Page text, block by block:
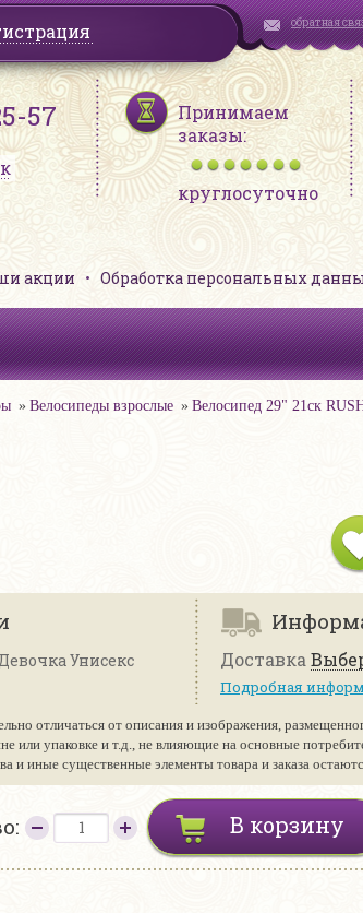
обратная
57
Принимаем
заказы:
круглосуточно
акции Обработка персональных
Велосипеды взрослые Велосипед 29" 21ск
Унисекс
Доставка
Подробная
отличаться от описания и изображения,
или упаковке и т.д., не влияющие на основные
и иные существенные элементы товара и заказа
В корзину